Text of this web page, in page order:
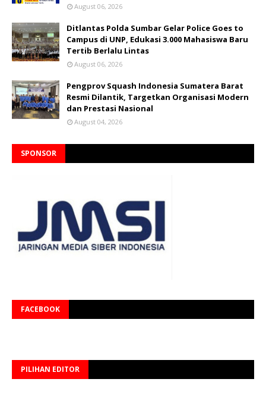
August 06, 2026
Ditlantas Polda Sumbar Gelar Police Goes to
Campus di UNP, Edukasi 3.000 Mahasiswa Baru
Tertib Berlalu Lintas
August 06, 2026
Pengprov Squash Indonesia Sumatera Barat
Resmi Dilantik, Targetkan Organisasi Modern
dan Prestasi Nasional
August 04, 2026
SPONSOR
FACEBOOK
PILIHAN EDITOR